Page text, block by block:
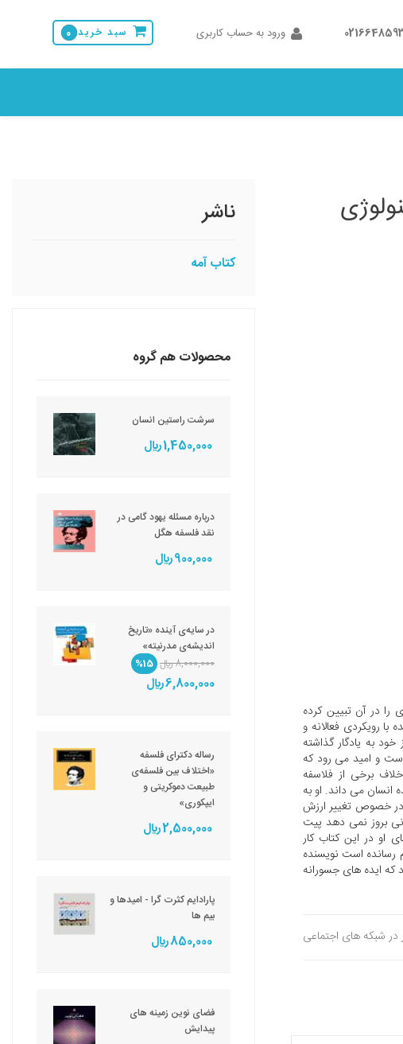
ورود به حساب کاربری سبد خرید 0
را در آن تبیین کرده
رویکردی فعالانه و
به یادگار گذاشته
و امید می رود که
برخی از فلاسفه
انسان می داند. او به
در خصوص تغییر ارزش
بروز نمی دهد پیت
او در این کتاب کار
است نویسنده
که ایده های جسورانه
در شبکه های اجتماعی
ناشر
کتاب آمه
محصولات هم گروه
سرشت راستین انسان
1,450,000 ريال
درباره مسئله یهود گامی در
نقد فلسفه هگل
900,000 ريال
در سایه‌ی آینده «تاریخ
اندیشه‌ی مدرنیته»
8,000,000 ريال
%15
6,800,000 ريال
رساله دکترای فلسفه
«اختلاف بین فلسفه‌ی
طبیعت دموکریتی و
ایپکوری»
2,500,000 ريال
پارادایم کثرت گرا - امیدها و
بیم ها
850,000 ريال
فضای نوین زمینه های
پیدایش